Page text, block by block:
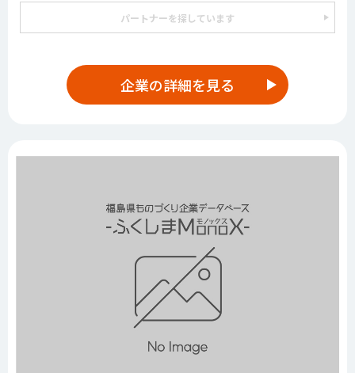
パートナーを探しています
企業の詳細を見る